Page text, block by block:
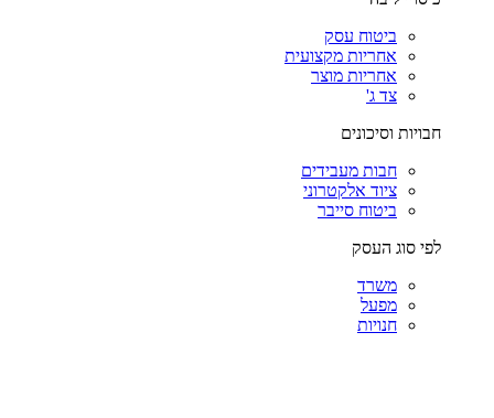
ביטוח עסק
אחריות מקצועית
אחריות מוצר
צד ג'
חבויות וסיכונים
חבות מעבידים
ציוד אלקטרוני
ביטוח סייבר
לפי סוג העסק
משרד
מפעל
חנויות